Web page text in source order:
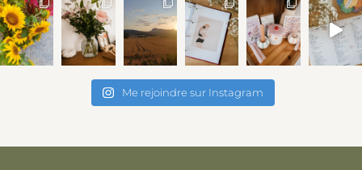
Me rejoindre sur Instagram